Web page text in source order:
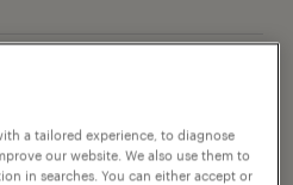
a tailored experience, to diagnose
our website. We also use them to
in searches. You can either accept or